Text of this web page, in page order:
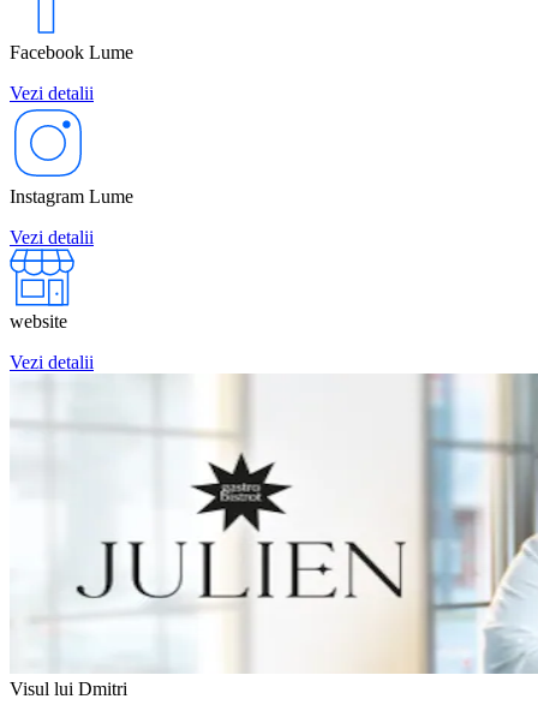
Facebook Lume
Vezi detalii
Instagram Lume
Vezi detalii
website
Vezi detalii
Visul lui Dmitri